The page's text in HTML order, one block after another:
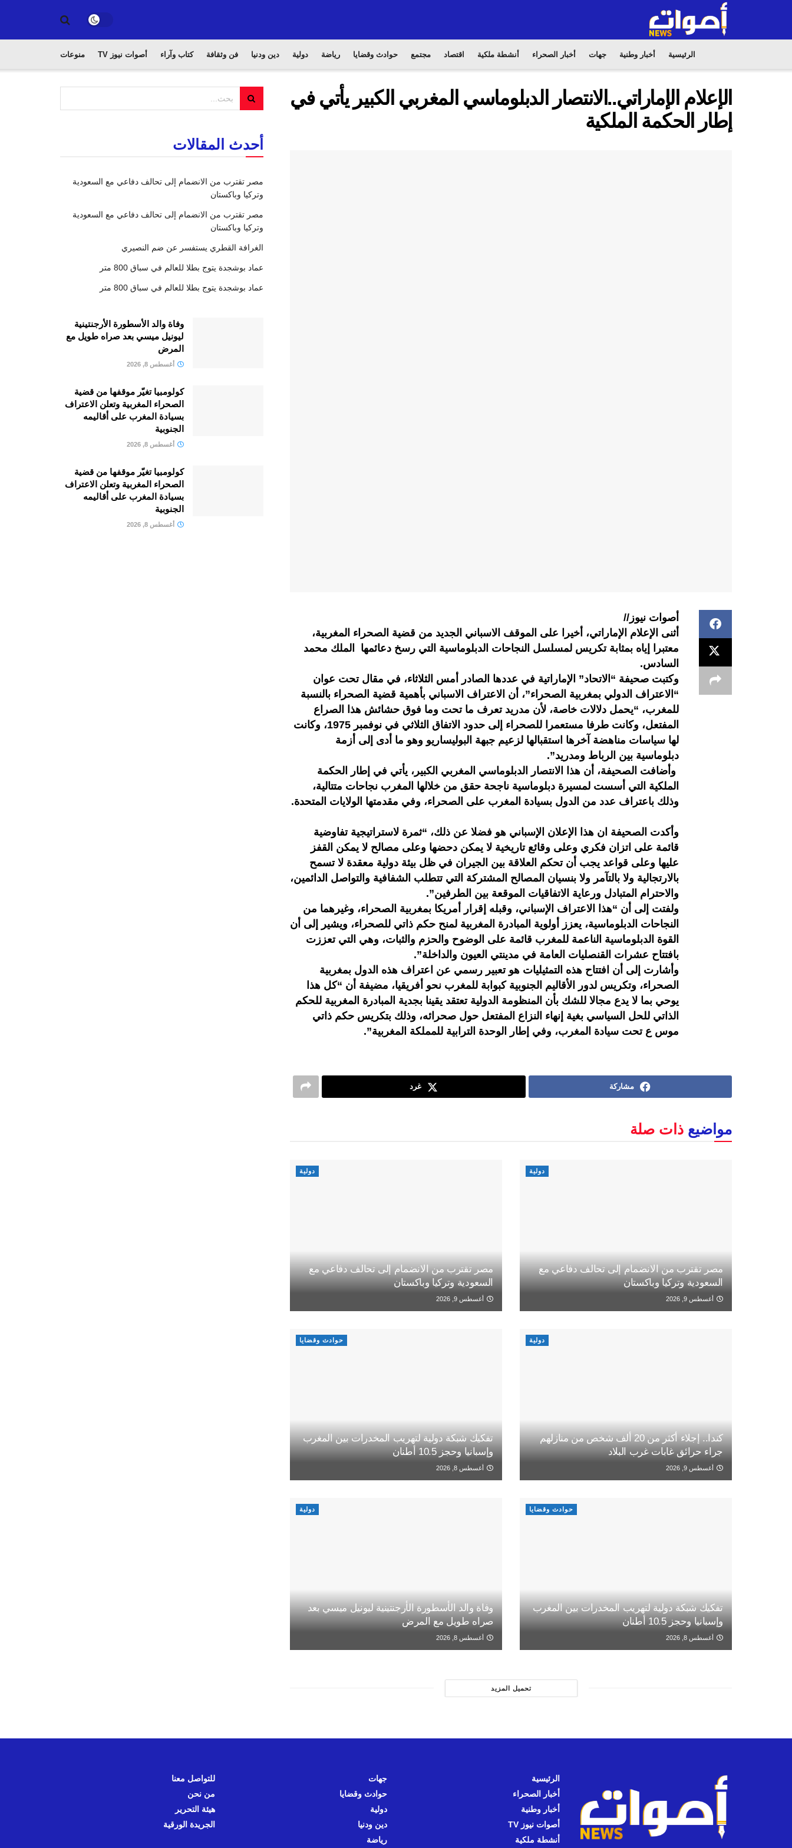
الرئيسية أخبار وطنية جهات أخبار الصحراء أنشطة ملكية اقتصاد مجتمع حوادث وقضايا رياضة دولية دين ودنيا فن وثقافة كتاب وآراء أصوات نيوز TV منوعات
الإعلام الإماراتي..الانتصار الدبلوماسي المغربي الكبير يأتي في
إطار الحكمة الملكية
أصوات نيوز//
أثنى الإعلام الإماراتي، أخيرا على الموقف الاسباني الجديد من قضية الصحراء المغربية،
معتبرا إياه بمثابة تكريس لمسلسل النجاحات الدبلوماسية التي رسخ دعائمها الملك محمد
السادس.
وكتبت صحيفة “الاتحاد” الإماراتية في عددها الصادر أمس الثلاثاء، في مقال تحت عوان
“الاعتراف الدولي بمغربية الصحراء”، أن الاعتراف الاسباني بأهمية قضية الصحراء بالنسبة
للمغرب، “يحمل دلالات خاصة، لأن مدريد تعرف ما تحت وما فوق حشائش هذا الصراع
المفتعل، وكانت طرفا مستعمرا للصحراء إلى حدود الاتفاق الثلاثي في نوفمبر 1975، وكانت
لها سياسات مناهضة آخرها استقبالها لزعيم جبهة البوليساريو وهو ما أدى إلى أزمة
دبلوماسية بين الرباط ومدريد”.
وأضافت الصحيفة، أن هذا الانتصار الدبلوماسي المغربي الكبير، يأتي في إطار الحكمة
الملكية التي أسست لمسيرة دبلوماسية ناجحة حقق من خلالها المغرب نجاحات متتالية،
وذلك باعتراف عدد من الدول بسيادة المغرب على الصحراء، وفي مقدمتها الولايات المتحدة.
وأكدت الصحيفة ان هذا الإعلان الإسباني هو فضلا عن ذلك، “ثمرة لاستراتيجية تفاوضية
قائمة على اتزان فكري وعلى وقائع تاريخية لا يمكن دحضها وعلى مصالح لا يمكن القفز
عليها وعلى قواعد يجب أن تحكم العلاقة بين الجيران في ظل بيئة دولية معقدة لا تسمح
بالارتجالية ولا بالتآمر ولا بنسيان المصالح المشتركة التي تتطلب الشفافية والتواصل الدائمين،
والاحترام المتبادل ورعاية الاتفاقيات الموقعة بين الطرفين”.
ولفتت إلى أن “هذا الاعتراف الإسباني، وقبله إقرار أمريكا بمغربية الصحراء، وغيرهما من
النجاحات الدبلوماسية، يعزز أولوية المبادرة المغربية لمنح حكم ذاتي للصحراء، ويشير إلى أن
القوة الدبلوماسية الناعمة للمغرب قائمة على الوضوح والحزم والثبات، وهي التي تعززت
بافتتاح عشرات القنصليات العامة في مدينتي العيون والداخلة”.
وأشارت إلى أن افتتاح هذه التمثيليات هو تعبير رسمي عن اعتراف هذه الدول بمغربية
الصحراء، وتكريس لدور الأقاليم الجنوبية كبوابة للمغرب نحو أفريقيا، مضيفة أن “كل هذا
يوحي بما لا يدع مجالا للشك بأن المنظومة الدولية تعتقد يقينا بجدية المبادرة المغربية للحكم
الذاتي للحل السياسي بغية إنهاء النزاع المفتعل حول صحرائه، وذلك بتكريس حكم ذاتي
موس ع تحت سيادة المغرب، وفي إطار الوحدة الترابية للمملكة المغربية”.
مشاركة غرد
مواضيع ذات صلة
دولية
مصر تقترب من الانضمام إلى تحالف دفاعي مع
السعودية وتركيا وباكستان
أغسطس 9, 2026
دولية
مصر تقترب من الانضمام إلى تحالف دفاعي مع
السعودية وتركيا وباكستان
أغسطس 9, 2026
دولية
كندا.. إجلاء أكثر من 20 ألف شخص من منازلهم
جراء حرائق غابات غرب البلاد
أغسطس 9, 2026
حوادث وقضايا
تفكيك شبكة دولية لتهريب المخدرات بين المغرب
وإسبانيا وحجز 10.5 أطنان
أغسطس 8, 2026
حوادث وقضايا
تفكيك شبكة دولية لتهريب المخدرات بين المغرب
وإسبانيا وحجز 10.5 أطنان
أغسطس 8, 2026
دولية
وفاة والد الأسطورة الأرجنتينية ليونيل ميسي بعد
صراه طويل مع المرض
أغسطس 8, 2026
تحميل المزيد
أحدث المقالات
مصر تقترب من الانضمام إلى تحالف دفاعي مع السعودية
وتركيا وباكستان
مصر تقترب من الانضمام إلى تحالف دفاعي مع السعودية
وتركيا وباكستان
الغرافة القطري يستفسر عن ضم النصيري
عماد بوشجدة يتوج بطلا للعالم في سباق 800 متر
عماد بوشجدة يتوج بطلا للعالم في سباق 800 متر
وفاة والد الأسطورة الأرجنتينية
ليونيل ميسي بعد صراه طويل مع
المرض
أغسطس 8, 2026
كولومبيا تغيّر موقفها من قضية
الصحراء المغربية وتعلن الاعتراف
بسيادة المغرب على أقاليمه
الجنوبية
أغسطس 8, 2026
كولومبيا تغيّر موقفها من قضية
الصحراء المغربية وتعلن الاعتراف
بسيادة المغرب على أقاليمه
الجنوبية
أغسطس 8, 2026
الرئيسية
أخبار الصحراء
أخبار وطنية
أصوات نيوز TV
أنشطة ملكية
جهات
حوادث وقضايا
دولية
دين ودنيا
رياضة
للتواصل معنا
من نحن
هيئة التحرير
الجريدة الورقية